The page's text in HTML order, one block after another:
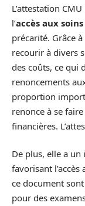
L’attestation
l’accès aux soins
précarité. Grâce
recourir à divers
des coûts, ce qui
renoncements
proportion
renonce à se
financières.
De plus, elle a
favorisant
ce document
pour des